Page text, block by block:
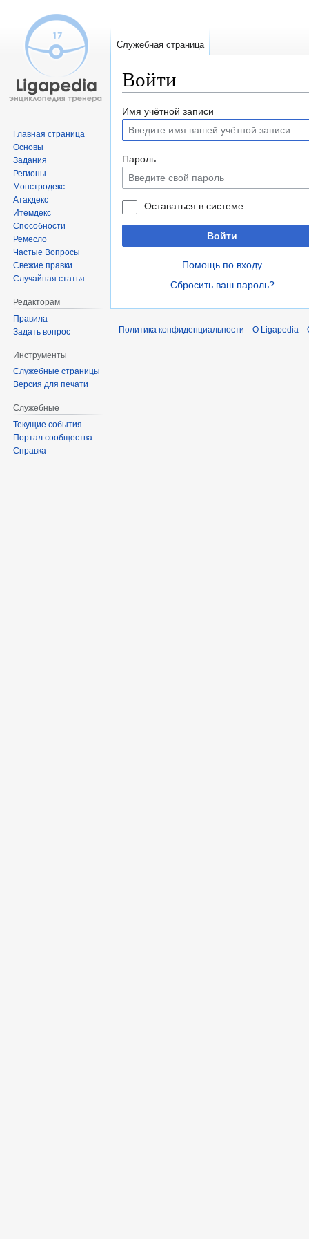
Войти
Перейти
навигации
Перейти
поиску
Имя учётной записи
Пароль
Оставаться в системе
Войти
Помощь по входу
Сбросить ваш пароль?
Служебная страница
Главная страница
Основы
Задания
Регионы
Монстродекс
Атакдекс
Итемдекс
Способности
Ремесло
Частые Вопросы
Свежие правки
Случайная статья
Редакторам
Правила
Задать вопрос
Инструменты
Служебные страницы
Версия для печати
Служебные
Текущие события
Портал сообщества
Справка
Политика конфиденциальности О Ligapedia